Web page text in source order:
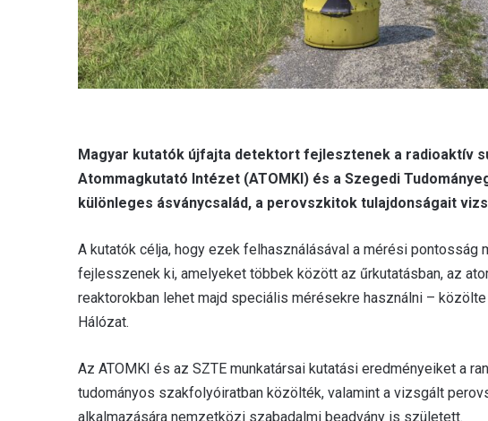
Magyar kutatók újfajta detektort fejlesztenek a radioaktív
Atommagkutató Intézet (ATOMKI) és a Szegedi
különleges ásványcsalád, a perovszkitok tulajdonságait
A kutatók célja, hogy ezek felhasználásával a mérési
fejlesszenek ki, amelyeket többek között az űrkutatásban, az
reaktorokban lehet majd speciális mérésekre használni –
Hálózat.
Az ATOMKI és az SZTE munkatársai kutatási eredményeiket a
tudományos szakfolyóiratban közölték, valamint a vizsgált
alkalmazására nemzetközi szabadalmi beadvány is született.